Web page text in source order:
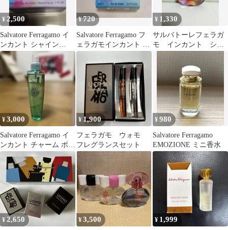
¥ 2,500
Salvatore Ferragamo イ
ンカント シャイン
30ml
¥720
Salvatore Ferragamo フ
ェラガモインカント チ
ャーム ミニ香水
¥ 1,330
サルバトーレフェラガ
モ インカント シャ
¥3,000
Salvatore Ferragamo イ
ンカント チャーム ボデ
ィミスト
¥ 1,900
フェラガモ ウォモ
フレグランスセット
¥980
Salvatore Ferragamo
EMOZIONE ミニ香水
¥2,650 ¥3,500 ¥ 1,999